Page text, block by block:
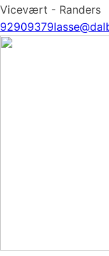
Vicevært - Randers
92909379